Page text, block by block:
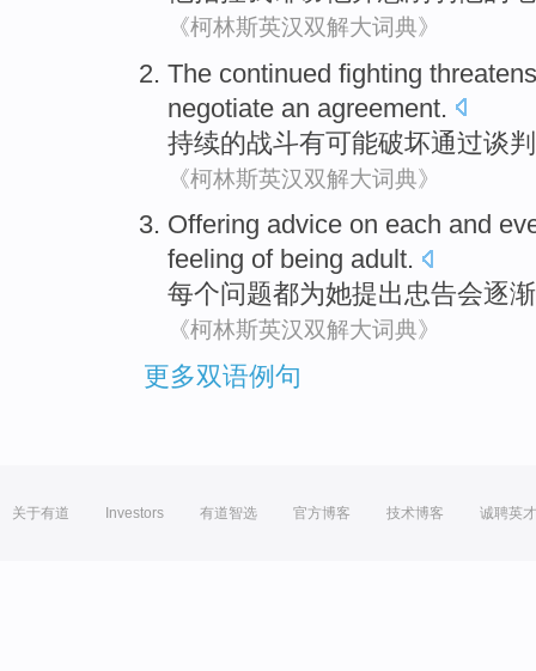
《柯林斯英汉双解大词典》
The continued fighting threatens
negotiate an agreement.
持续的战斗有可能破坏通过谈判
《柯林斯英汉双解大词典》
Offering advice on each and
feeling ofbeing adult.
每个问题都为她提出忠告会逐
《柯林斯英汉双解大词典》
更多双语例句
关于有道 Investors 有道智选 官方博客 技术博客 诚聘英才